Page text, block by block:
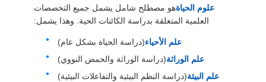
علوم الحياةهو مصطلح شامل يشمل جميع التخصصات
العلمية المتعلقة بدراسة الكائنات الحية. وهذا يشمل:
علم الأحياء(دراسة الحياة بشكل عام)
علم الوراثة(دراسة الوراثة والحمض النووي)
علم البيئة(دراسة النظم البيئية والتفاعلات البيئية)